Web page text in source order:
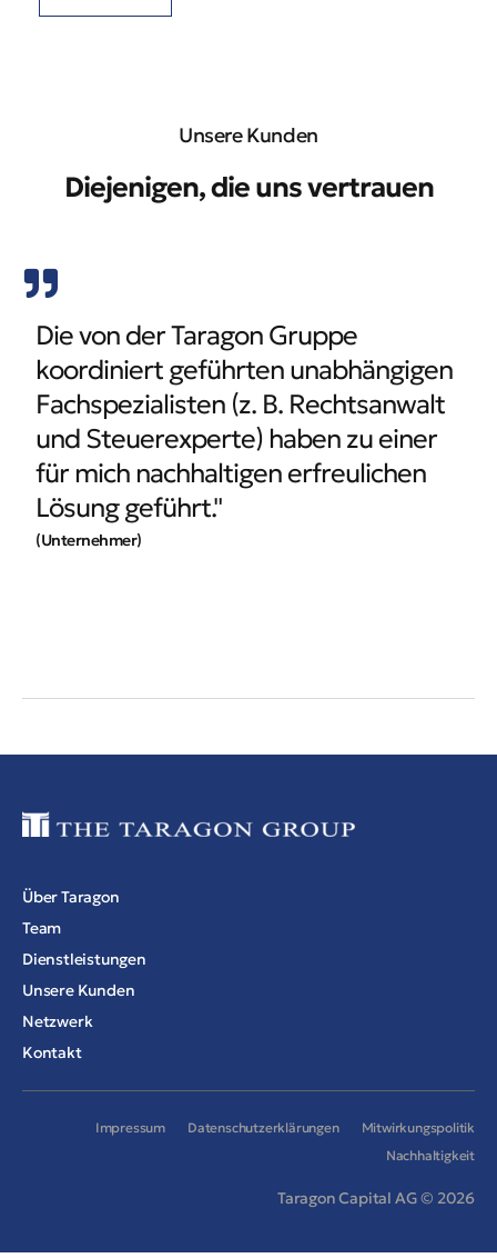
Unsere Kunden
Diejenigen, die uns vertrauen
Die von der Taragon Gruppe
koordiniert geführten unabhängigen
Fachspezialisten (z. B. Rechtsanwalt
und Steuerexperte) haben zu einer
für mich nachhaltigen erfreulichen
Lösung geführt."
(Unternehmer)
Über Taragon
Team
Dienstleistungen
Unsere Kunden
Netzwerk
Kontakt
Taragon Capital AG © 2026
Impressum Datenschutzerklärungen
Mitwirkungspolitik
Nachhaltigkeit